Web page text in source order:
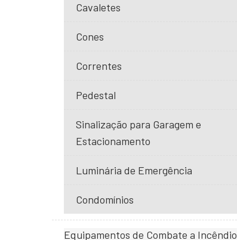
Cavaletes
Cones
Correntes
Pedestal
Sinalização para Garagem e
Estacionamento
Luminária de Emergência
Condomínios
Equipamentos de Combate a Incêndio